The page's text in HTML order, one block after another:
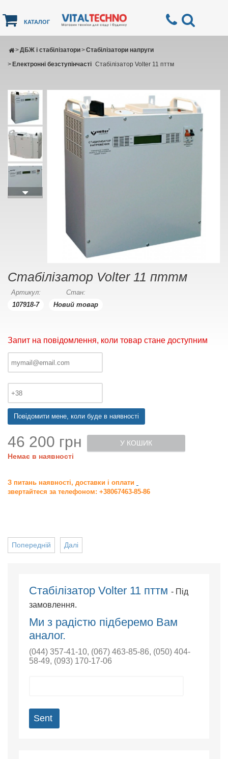
КАТАЛОГ
ДБЖ і стабілізатори
> Стабілізатори напруги
>
Електронні безступінчасті
> Стабілізатор Volter 11 пттм
Стабілізатор Volter 11 пттм
Артикул:
107918-7
Стан:
Новий товар
Запит на повідомлення, коли товар стане доступним
Повідомити мене, коли буде в наявності
46 200 грн
Немає в наявності
У КОШИК
З питань наявності, доставки і оплати
звертайтеся за телефоном: +38067463-85-86
Далі
Попередній
Стабілізатор Volter 11 пттм - Під
замовлення.
Ми з радістю підберемо Вам
аналог.
(044) 357-41-10, (067) 463-85-86, (050) 404-
58-49, (093) 170-17-06
Sent